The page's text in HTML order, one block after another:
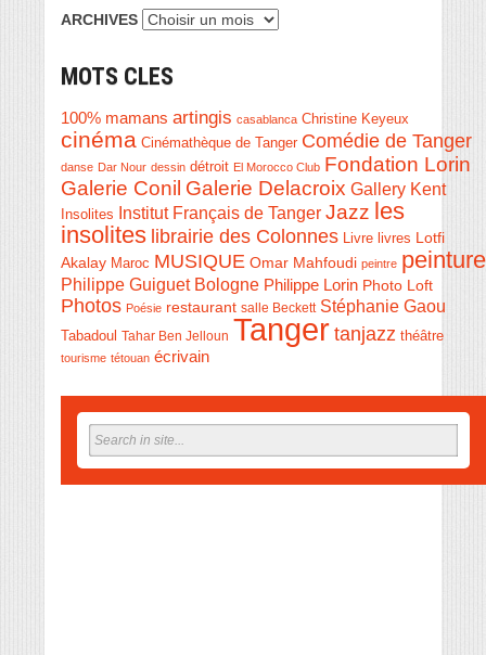
ARCHIVES
MOTS CLES
100% mamans artingis casablanca Christine Keyeux
cinéma Cinémathèque de Tanger Comédie de Tanger
danse Dar Nour dessin détroit El Morocco Club Fondation Lorin
Galerie Conil Galerie Delacroix Gallery Kent
Insolites Institut Français de Tanger Jazz les
insolites librairie des Colonnes Livre livres Lotfi
Akalay Maroc MUSIQUE Omar Mahfoudi peintre peinture
Philippe Guiguet Bologne Philippe Lorin Photo Loft
Photos Poésie restaurant salle Beckett Stéphanie Gaou
Tabadoul Tahar Ben Jelloun Tanger tanjazz théâtre
tourisme tétouan écrivain